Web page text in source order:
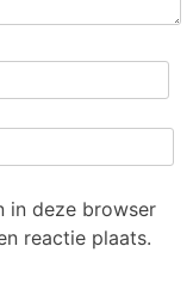
in deze browser
reactie plaats.